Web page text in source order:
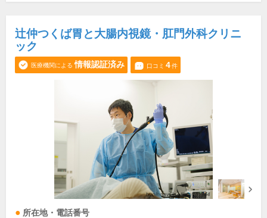
辻仲つくば胃と大腸内視鏡・肛門外科クリニ
ック
医療機関による 情報認証済み 口コミ 4件
所在地・電話番号